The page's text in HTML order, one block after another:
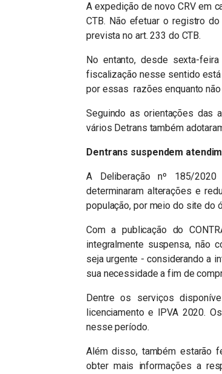
A expedição de novo CRV em
CTB. Não efetuar o registro
prevista no art. 233 do CTB.
No entanto, desde sexta-
fiscalização nesse sentido
por essas razões enquanto
Seguindo as orientações das
vários Detrans também
Dentrans suspendem
A Deliberação nº 185/
determinaram alterações e
população, por meio do site do
Com a publicação do
integralmente suspensa, não
seja urgente - considerando a
sua necessidade a fim de
Dentre os serviços
licenciamento e IPVA 2020.
nesse período.
Além disso, também estarão
obter mais informações a